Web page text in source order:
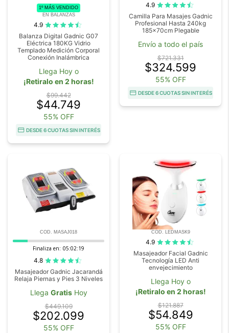
1º MÁS VENDIDO
EN BALANZAS
4.9
Balanza Digital Gadnic G07
Eléctrica 180KG Vidrio
Templado Medición Corporal
Conexión Inalámbrica
Llega Hoy o
¡Retiralo en 2 horas!
$99.442
$44.749
55% OFF
DESDE 6 CUOTAS SIN INTERÉS
4.9
Camilla Para Masajes Gadnic
Profesional Hasta 240kg
185x70cm Plegable
Envío a todo el país
$721.331
$324.599
55% OFF
DESDE 6 CUOTAS SIN INTERÉS
COD. MASAJ018
Finaliza en: 05:02:18
4.8
Masajeador Gadnic Jacarandá
Relaja Piernas y Pies 3 Niveles
Llega GratisHoy
$449.109
$202.099
55% OFF
COD. LEDMASK9
4.9
Masajeador Facial Gadnic
Tecnología LED Anti
envejecimiento
Llega Hoy o
¡Retiralo en 2 horas!
$121.887
$54.849
55% OFF